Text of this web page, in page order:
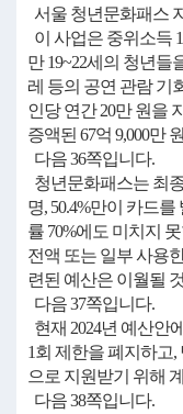
서울 청년문화패스
이 사업은 중위소득
만 19~22세의 청년
레 등의 공연 관람 기
인당 연간 20만 원을
증액된 67억 9,000만
다음 36쪽입니다.
청년문화패스는 최
명, 50.4%만이 카드
률 70%에도 미치지
전액 또는 일부 사용
련된 예산은 이월될
다음 37쪽입니다.
현재 2024년 예산안
1회 제한을 폐지하고,
으로 지원받기 위해
다음 38쪽입니다.